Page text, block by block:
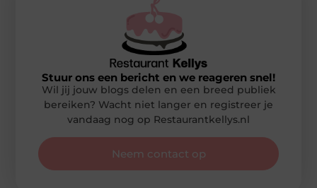
Stuur ons een bericht en we reageren snel!
Wil jij jouw blogs delen en een breed publiek
bereiken? Wacht niet langer en registreer je
vandaag nog op Restaurantkellys.nl
Neem contact op